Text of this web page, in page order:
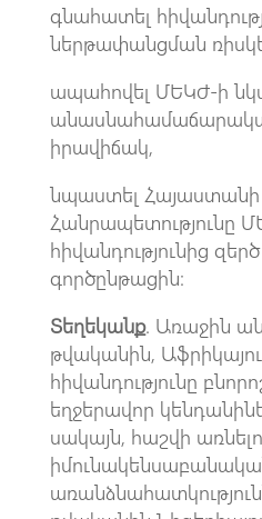
գնահատել
ներթափանցման
ապահովել ՄԵԿԺ-ի
իրավիճակ,
նպաստել Հայաստանի
Հանրապետությունը
հիվանդությունից
գործընթացին։
Տեղեկանք. Առաջին
թվականին,
հիվանդությունը
եղջերավոր
սակայն, հաշվի